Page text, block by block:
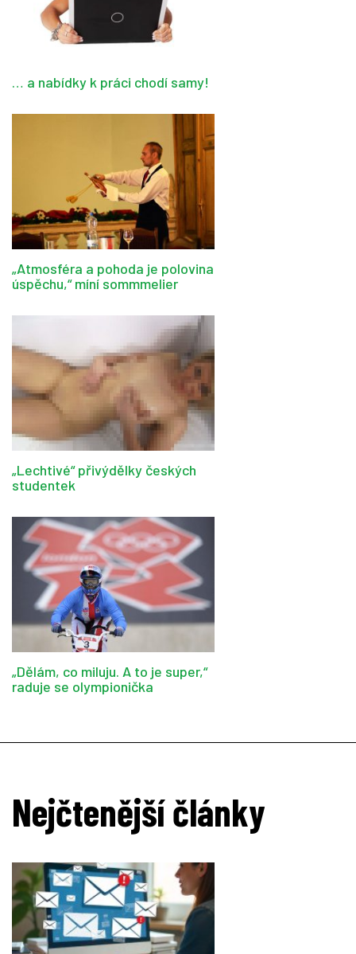
… a nabídky k práci chodí samy!
„Atmosféra a pohoda je polovina
úspěchu,“ míní sommmelier
„Lechtivé“ přivýdělky českých
studentek
„Dělám, co miluju. A to je super,“
raduje se olympionička
Nejčtenější články